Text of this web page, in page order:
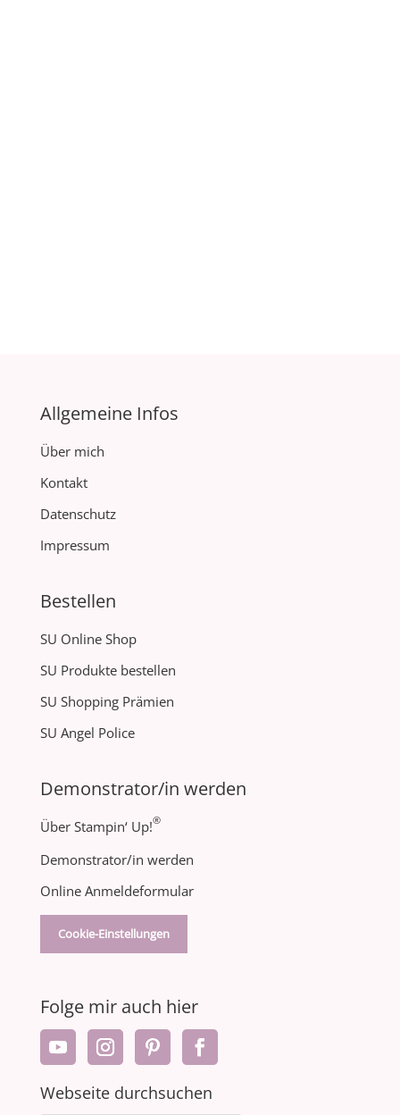
Allgemeine Infos
Über mich
Kontakt
Datenschutz
Impressum
Bestellen
SU Online Shop
SU Produkte bestellen
SU Shopping Prämien
SU Angel Police
Demonstrator/in werden
Über Stampin‘ Up!®
Demonstrator/in werden
Online Anmeldeformular
Cookie-Einstellungen
Folge mir auch hier
Webseite durchsuchen